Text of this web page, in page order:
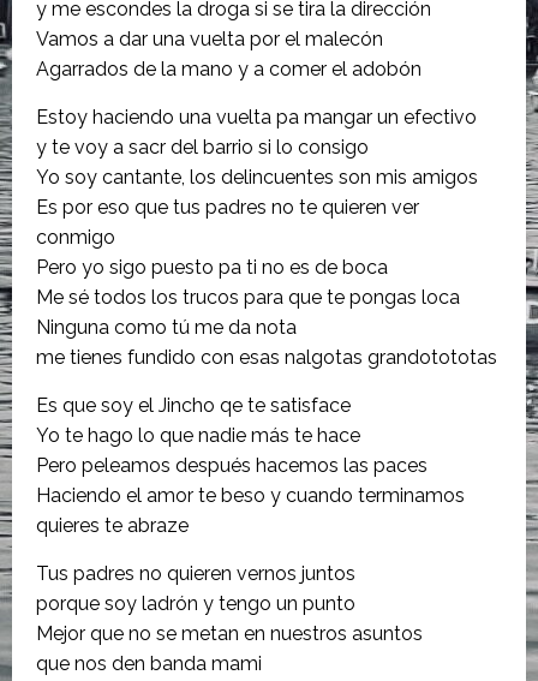
y me escondes la droga si se tira la dirección
Vamos a dar una vuelta por el malecón
Agarrados de la mano y a comer el adobón
Estoy haciendo una vuelta pa mangar un efectivo
y te voy a sacr del barrio si lo consigo
Yo soy cantante, los delincuentes son mis amigos
Es por eso que tus padres no te quieren ver
conmigo
Pero yo sigo puesto pa ti no es de boca
Me sé todos los trucos para que te pongas loca
Ninguna como tú me da nota
me tienes fundido con esas nalgotas grandotototas
Es que soy el Jincho qe te satisface
Yo te hago lo que nadie más te hace
Pero peleamos después hacemos las paces
Haciendo el amor te beso y cuando terminamos
quieres te abraze
Tus padres no quieren vernos juntos
porque soy ladrón y tengo un punto
Mejor que no se metan en nuestros asuntos
que nos den banda mami